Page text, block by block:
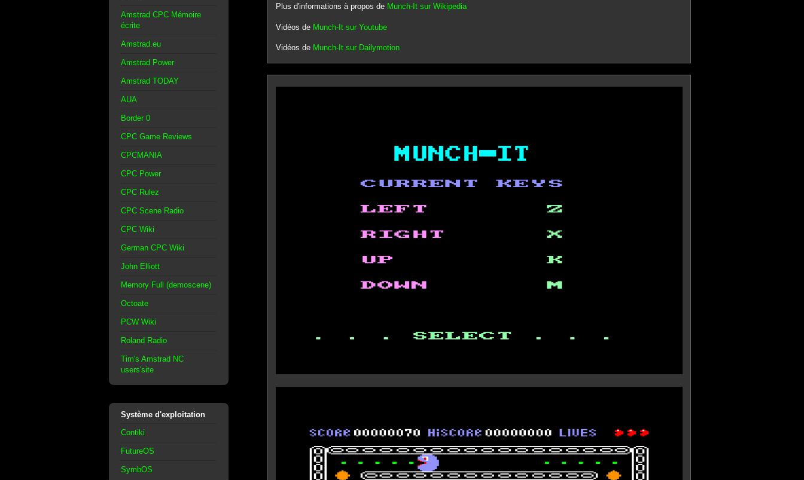
Amstrad CPC Mémoire
écrite
Amstrad.eu
Amstrad Power
Amstrad TODAY
AUA
Border 0
CPC Game Reviews
CPCMANIA
CPC Power
CPC Rulez
CPC Scene Radio
CPC Wiki
German CPC Wiki
John Elliott
Memory Full (demoscene)
Octoate
PCW Wiki
Roland Radio
Tim's Amstrad NC
users'site
Système d'exploitation
Contiki
FutureOS
SymbOS
Plus d'informations à propos de Munch-It sur Wikipedia
Vidéos de Munch-It sur Youtube
Vidéos de Munch-It sur Dailymotion